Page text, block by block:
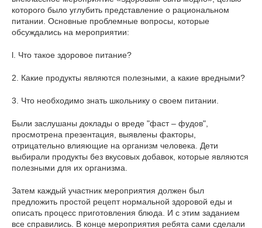
которого было углубить представление о рациональном
питании. Основные проблемные вопросы, которые
обсуждались на мероприятии:
l. Что такое здоровое питание?
2. Какие продукты являются полезными, а какие вредными?
3. Что необходимо знать школьнику о своем питании.
Были заслушаны доклады о вреде "фаст – фудов",
просмотрена презентация, выявлены факторы,
отрицательно влияющие на организм человека. Дети
выбирали продукты без вкусовых добавок, которые являются
полезными для их организма.
Затем каждый участник мероприятия должен был
предложить простой рецепт нормальной здоровой еды и
описать процесс приготовления блюда. И с этим заданием
все справились. В конце мероприятия ребята сами сделали